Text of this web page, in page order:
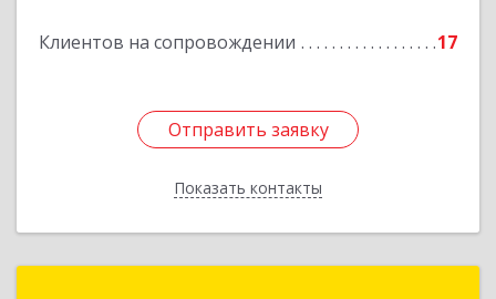
Клиентов на сопровождении 17
Отправить заявку
Показать контакты
Отправить заявку
Назад